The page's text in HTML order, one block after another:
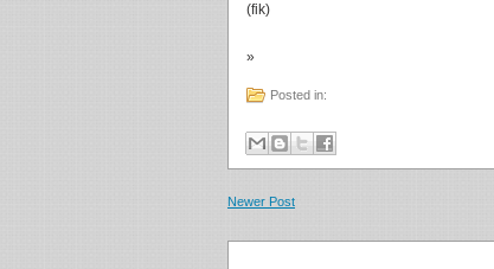
(fik)
»
Posted in:
Newer Post